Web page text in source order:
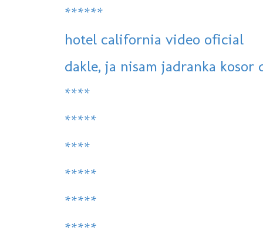
******
hotel california video oficial
dakle, ja nisam jadranka kosor
****
*****
****
*****
*****
*****